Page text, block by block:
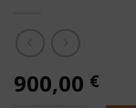
900,00 €